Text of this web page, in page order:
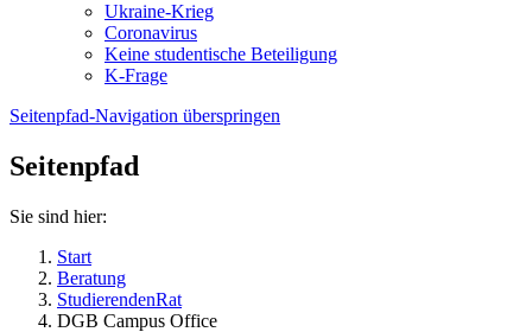
Ukraine-Krieg
Coronavirus
Keine studentische Beteiligung
K-Frage
Seitenpfad-Navigation überspringen
Seitenpfad
Sie sind hier:
Start
Beratung
StudierendenRat
DGB Campus Office